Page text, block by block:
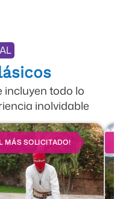
incluyen todo lo
inolvidable
MÁS SOLICITADO!